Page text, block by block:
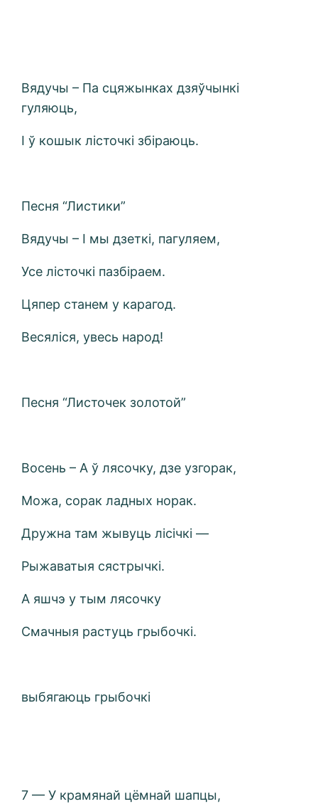
Вядучы – Па сцяжынках дзяўчынкі
гуляюць,
І ў кошык лісточкі збіраюць.
Песня “Листики”
Вядучы – І мы дзеткі, пагуляем,
Усе лісточкі пазбіраем.
Цяпер станем у карагод.
Весяліся, увесь народ!
Песня “Листочек золотой”
Восень – А ў лясочку, дзе узгорак,
Можа, сорак ладных норак.
Дружна там жывуць лісічкі —
Рыжаватыя сястрычкі.
А яшчэ у тым лясочку
Смачныя растуць грыбочкі.
выбягаюць грыбочкі
7 — У крамянай цёмнай шапцы,